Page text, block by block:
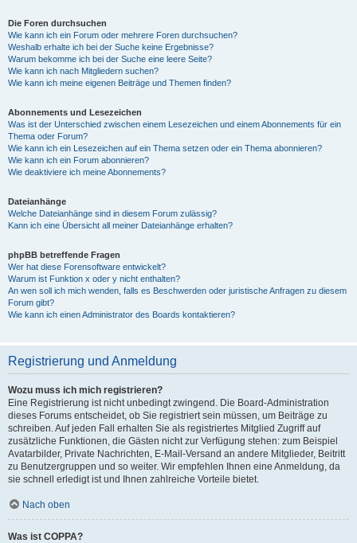
Die Foren durchsuchen
Wie kann ich ein Forum oder mehrere Foren durchsuchen?
Weshalb erhalte ich bei der Suche keine Ergebnisse?
Warum bekomme ich bei der Suche eine leere Seite?
Wie kann ich nach Mitgliedern suchen?
Wie kann ich meine eigenen Beiträge und Themen finden?
Abonnements und Lesezeichen
Was ist der Unterschied zwischen einem Lesezeichen und einem Abonnements für ein
Thema oder Forum?
Wie kann ich ein Lesezeichen auf ein Thema setzen oder ein Thema abonnieren?
Wie kann ich ein Forum abonnieren?
Wie deaktiviere ich meine Abonnements?
Dateianhänge
Welche Dateianhänge sind in diesem Forum zulässig?
Kann ich eine Übersicht all meiner Dateianhänge erhalten?
phpBB betreffende Fragen
Wer hat diese Forensoftware entwickelt?
Warum ist Funktion x oder y nicht enthalten?
An wen soll ich mich wenden, falls es Beschwerden oder juristische Anfragen zu diesem
Forum gibt?
Wie kann ich einen Administrator des Boards kontaktieren?
Registrierung und Anmeldung
Wozu muss ich mich registrieren?
Eine Registrierung ist nicht unbedingt zwingend. Die Board-Administration
dieses Forums entscheidet, ob Sie registriert sein müssen, um Beiträge zu
schreiben. Auf jeden Fall erhalten Sie als registriertes Mitglied Zugriff auf
zusätzliche Funktionen, die Gästen nicht zur Verfügung stehen: zum Beispiel
Avatarbilder, Private Nachrichten, E-Mail-Versand an andere Mitglieder, Beitritt
zu Benutzergruppen und so weiter. Wir empfehlen Ihnen eine Anmeldung, da
sie schnell erledigt ist und Ihnen zahlreiche Vorteile bietet.
Nach oben
Was ist COPPA?